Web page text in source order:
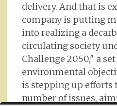
delivery. And that is
company is putting
into realizing a
circulating society
Challenge 2050," a
environmental
is stepping up efforts
number of issues,